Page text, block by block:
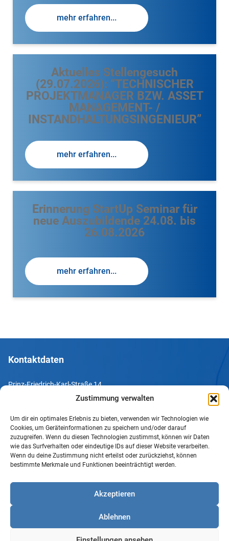
Zustimmung verwalten
Um dir ein optimales Erlebnis zu bieten, verwenden wir Technologien wie
Cookies, um Geräteinformationen zu speichern und/oder darauf
zuzugreifen. Wenn du diesen Technologien zustimmst, können wir Daten
wie das Surfverhalten oder eindeutige IDs auf dieser Website verarbeiten.
Wenn du deine Zustimmung nicht erteilst oder zurückziehst, können
bestimmte Merkmale und Funktionen beeinträchtigt werden.
Akzeptieren
Ablehnen
mehr erfahren...
Aktuelles Stellengesuch
(29.07.2026): “TECHNISCHER
PROJEKTMANAGER BZW. ASSET
MANAGEMENT- /
INSTANDHALTUNGSINGENIEUR”
mehr erfahren...
Erinnerung StartUp Seminar für
neue Auszubildende 24.08. bis
26.08.2026
mehr erfahren...
Kontaktdaten
Prinz-Friedrich-Karl-Straße 14
Tel. +49 231 952052-10
Fax +49 231 952052-60
e-Mail info@uv-do.de
Internet www.uv-do.de
Impressum